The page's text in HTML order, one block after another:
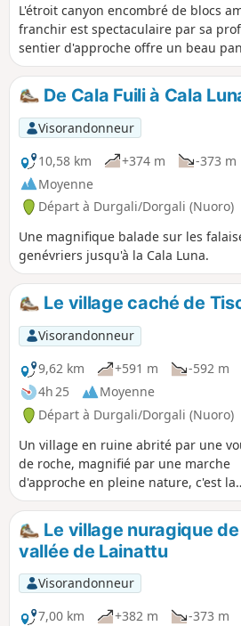
L'étroit canyon encombré de blocs
franchir est spectaculaire par sa
sentier d'approche offre un beau
large vallée du Flumineddu et le
Dorgali. Vous rencontrerez, au-
végétation méditerranéenne,
verts, immenses et plusieurs fois
vestiges d'une ancienne forêt.
De Cala Fuili à Cala
Visorandonneur
10,58 km
+374 m -373 m
Moyenne
Départ à Durgali/Dorgali (Nuoro)
Une magnifique balade sur les
genévriers jusqu'à la Cala Luna.
Le village caché de
Visorandonneur
9,62 km
+591 m
-592 m
4h 25
Moyenne
Départ à Durgali/Dorgali (Nuoro)
Un village en ruine abrité par une
de roche, magnifié par une marche
d'approche en pleine nature, c'est la
découverte que l'on fait après avoir
franchi un col, plongé dans une
et escaladé le versant suivant. En
un magnifique point de vue sur une
troisième vallée.
Le village nuragique
vallée de Lainattu
Visorandonneur
7,00 km
+382 m
-373 m